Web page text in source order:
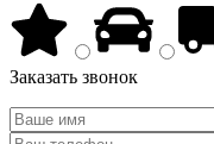
Заказать звонок